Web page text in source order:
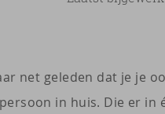
net geleden dat je je
in huis. Die er